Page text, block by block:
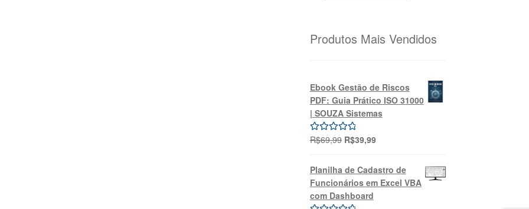
Produtos Mais Vendidos
Ebook Gestão de Riscos
PDF: Guia Prático ISO 31000
| SOUZA Sistemas
Avaliação
R$69,99 O
original
era:
R$69,99.
R$39,99O
é:
R$39,99.
Planilha de Cadastro de
Funcionários em Excel VBA
com Dashboard